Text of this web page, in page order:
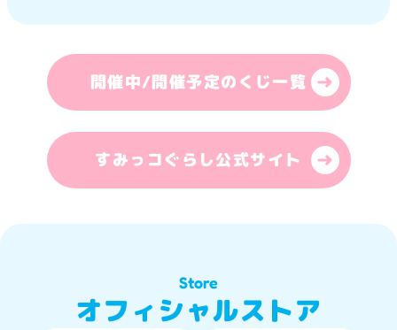
開催中/開催予定のくじ一覧
すみっコぐらし公式サイト
Store
オフィシャルストア